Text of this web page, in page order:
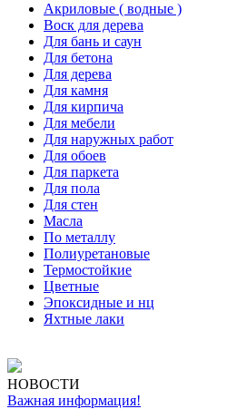
Акриловые ( водные )
Воск для дерева
Для бань и саун
Для бетона
Для дерева
Для камня
Для кирпича
Для мебели
Для наружных работ
Для обоев
Для паркета
Для пола
Для стен
Масла
По металлу
Полиуретановые
Термостойкие
Цветные
Эпоксидные и нц
Яхтные лаки
НОВОСТИ
Важная информация!